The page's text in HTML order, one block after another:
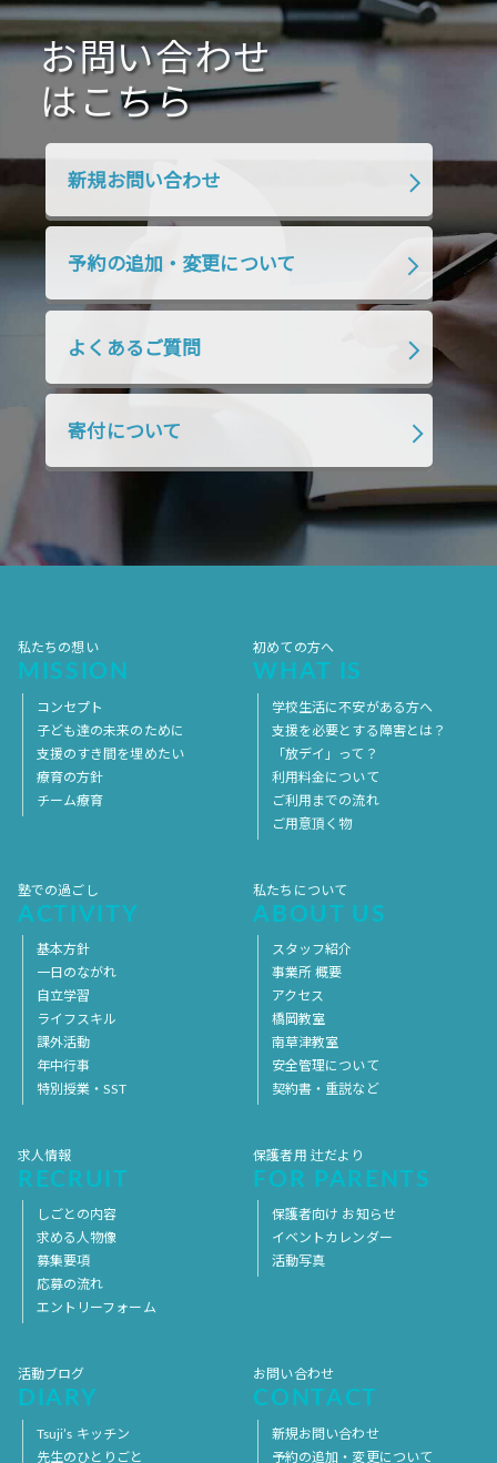
2020年10月 2020年9月 2020年8月
2020年7月 2020年6月 2020年5月
2020年4月 2020年3月 2020年2月
2019年9月
2019年4月
2018年7月 2018年6月
2018年4月 2018年3月 2018年2月
2018年1月 2017年12月
2017年10月 2017年9月 2017年8月
2017年5月
2017年4月
お問い合わせ
はこちら
新規お問い合わせ
予約の追加・変更について
よくあるご質問
寄付について
私たちの想い
MISSION
コンセプト
子ども達の未来のために
支援のすき間を埋めたい
療育の方針
チーム療育
初めての方へ
WHAT IS
学校生活に不安がある方へ
支援を必要とする障害とは？
「放デイ」って？
利用料金について
ご利用までの流れ
ご用意頂く物
塾での過ごし
ACTIVITY
基本方針
一日のながれ
自立学習
ライフスキル
課外活動
年中行事
特別授業・SST
私たちについて
ABOUT US
スタッフ紹介
事業所 概要
アクセス
橋岡教室
南草津教室
安全管理について
契約書・重説など
求人情報
RECRUIT
しごとの内容
求める人物像
募集要項
応募の流れ
エントリーフォーム
保護者用 辻だより
FOR PARENTS
保護者向け お知らせ
イベントカレンダー
活動写真
活動ブログ
DIARY
Tsuji’s キッチン
先生のひとりごと
お問い合わせ
CONTACT
新規お問い合わせ
予約の追加・変更について